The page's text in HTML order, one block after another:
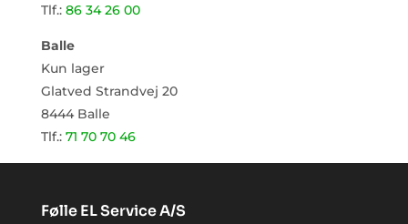
Tlf.: 86 34 26 00
Balle
Kun lager
Glatved Strandvej 20
8444 Balle
Tlf.: 71 70 70 46
Følle EL Service A/S